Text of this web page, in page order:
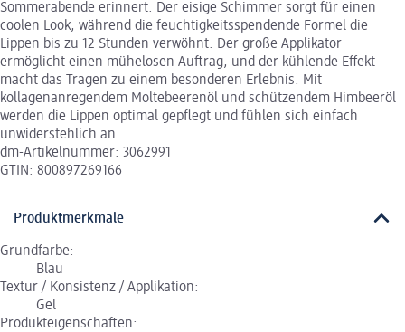
Sommerabende erinnert. Der eisige Schimmer sorgt für einen
coolen Look, während die feuchtigkeitsspendende Formel die
Lippen bis zu 12 Stunden verwöhnt. Der große Applikator
ermöglicht einen mühelosen Auftrag, und der kühlende Effekt
macht das Tragen zu einem besonderen Erlebnis. Mit
kollagenanregendem Moltebeerenöl und schützendem Himbeeröl
werden die Lippen optimal gepflegt und fühlen sich einfach
unwiderstehlich an.
dm-Artikelnummer: 3062991
GTIN: 800897269166
Produktmerkmale
Grundfarbe:
Blau
Textur / Konsistenz / Applikation:
Gel
Produkteigenschaften: